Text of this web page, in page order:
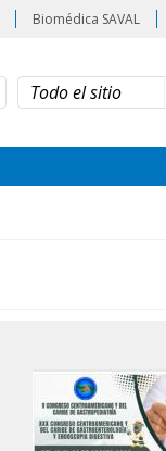
Biomédica SAVAL